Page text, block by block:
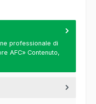
professionale di
AFC» Contenuto,